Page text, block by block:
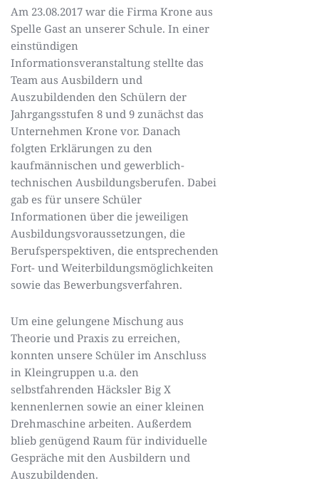
Am 23.08.2017 war die Firma Krone aus
Spelle Gast an unserer Schule. In einer
einstündigen
Informationsveranstaltung stellte das
Team aus Ausbildern und
Auszubildenden den Schülern der
Jahrgangsstufen 8 und 9 zunächst das
Unternehmen Krone vor. Danach
folgten Erklärungen zu den
kaufmännischen und gewerblich-
technischen Ausbildungsberufen. Dabei
gab es für unsere Schüler
Informationen über die jeweiligen
Ausbildungsvoraussetzungen, die
Berufsperspektiven, die entsprechenden
Fort- und Weiterbildungsmöglichkeiten
sowie das Bewerbungsverfahren.
Um eine gelungene Mischung aus
Theorie und Praxis zu erreichen,
konnten unsere Schüler im Anschluss
in Kleingruppen u.a. den
selbstfahrenden Häcksler Big X
kennenlernen sowie an einer kleinen
Drehmaschine arbeiten. Außerdem
blieb genügend Raum für individuelle
Gespräche mit den Ausbildern und
Auszubildenden.